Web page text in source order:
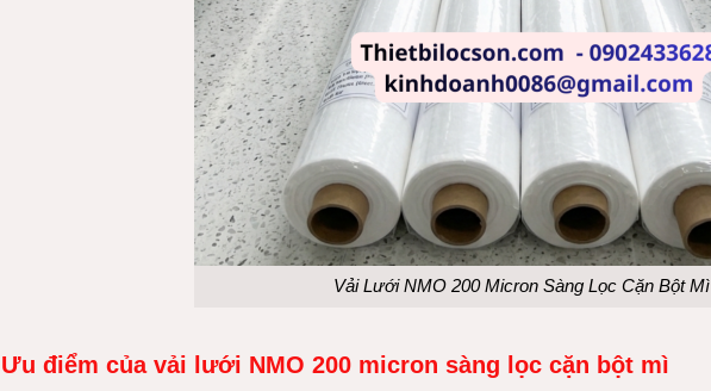
Vải Lưới NMO 200 Micron Sàng Lọc Cặn Bột Mì
Ưu điểm của vải lưới NMO 200 micron sàng lọc cặn bột mì